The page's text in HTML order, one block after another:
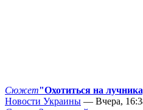
Сюжет"Охотиться на
Новости Украины — Вчера,